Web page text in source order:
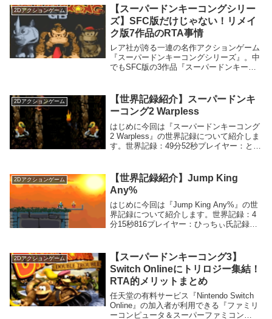
二つを行っていくゲームになります。
Stea...
2Dアクションゲーム
【スーパードンキーコングシリー
ズ】SFC版だけじゃない！リメイ
ク版7作品のRTA事情
レア社が誇る一連の名作アクションゲーム
『スーパードンキーコングシリーズ』。中
でもSFC版の3作品『スーパードンキーコ
ング3 謎のクレミス島』は、知名度や売上
だけで...
2Dアクションゲーム
【世界記録紹介】スーパードンキ
ーコング2 Warpless
はじめに今回は『スーパードンキーコング
2 Warpless』の世界記録について紹介しま
す。世界記録：49分52秒プレイヤー：とん
は1995年にレア社が開発し、任天...
2Dアクションゲーム
【世界記録紹介】Jump King
Any%
はじめに今回は『Jump King Any%』の世
界記録について紹介します。世界記録：4
分15秒816プレイヤー：ひっちぃ氏記録動
2Dアクションゲーム
【スーパードンキーコング3】
Switch Onlineにトリロジー集結！
RTA的メリットまとめ
任天堂の有料サービス『Nintendo Switch
Online』の加入者が利用できる『ファミリ
ーコンピュータ＆スーパーファミコン